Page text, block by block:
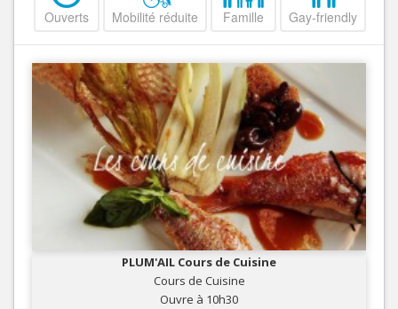
Ouverts Mobilité réduite Famille Gay-friendly
PLUM'AIL Cours de Cuisine
Cours de Cuisine
Ouvre à 10h30